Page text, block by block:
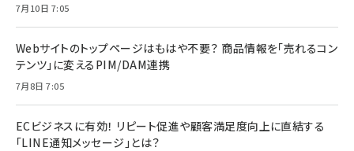
7月10日 7:05
Webサイトのトップページはもはや不要？ 商品情報を「売れるコン
テンツ」に変えるPIM/DAM連携
7月8日 7:05
ECビジネスに有効！ リピート促進や顧客満足度向上に直結する
「LINE通知メッセージ」とは？